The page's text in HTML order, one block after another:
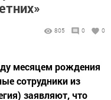
805 0 0
месяцем рождения
сотрудники из
заявляют, что